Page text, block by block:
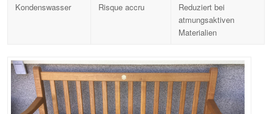
Kondenswasser Risque accru
Reduziert bei
atmungsaktiven
Materialien